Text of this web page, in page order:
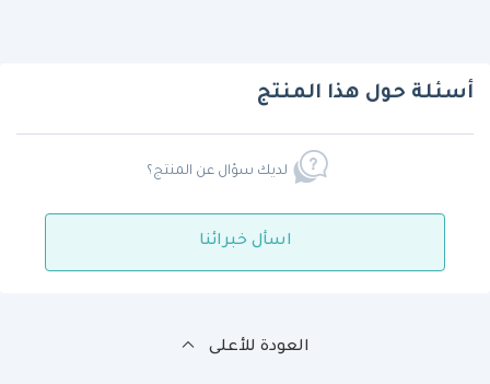
أسئلة حول هذا المنتج
لديك سؤال عن المنتج؟
اسأل خبرائنا
العودة للأعلى